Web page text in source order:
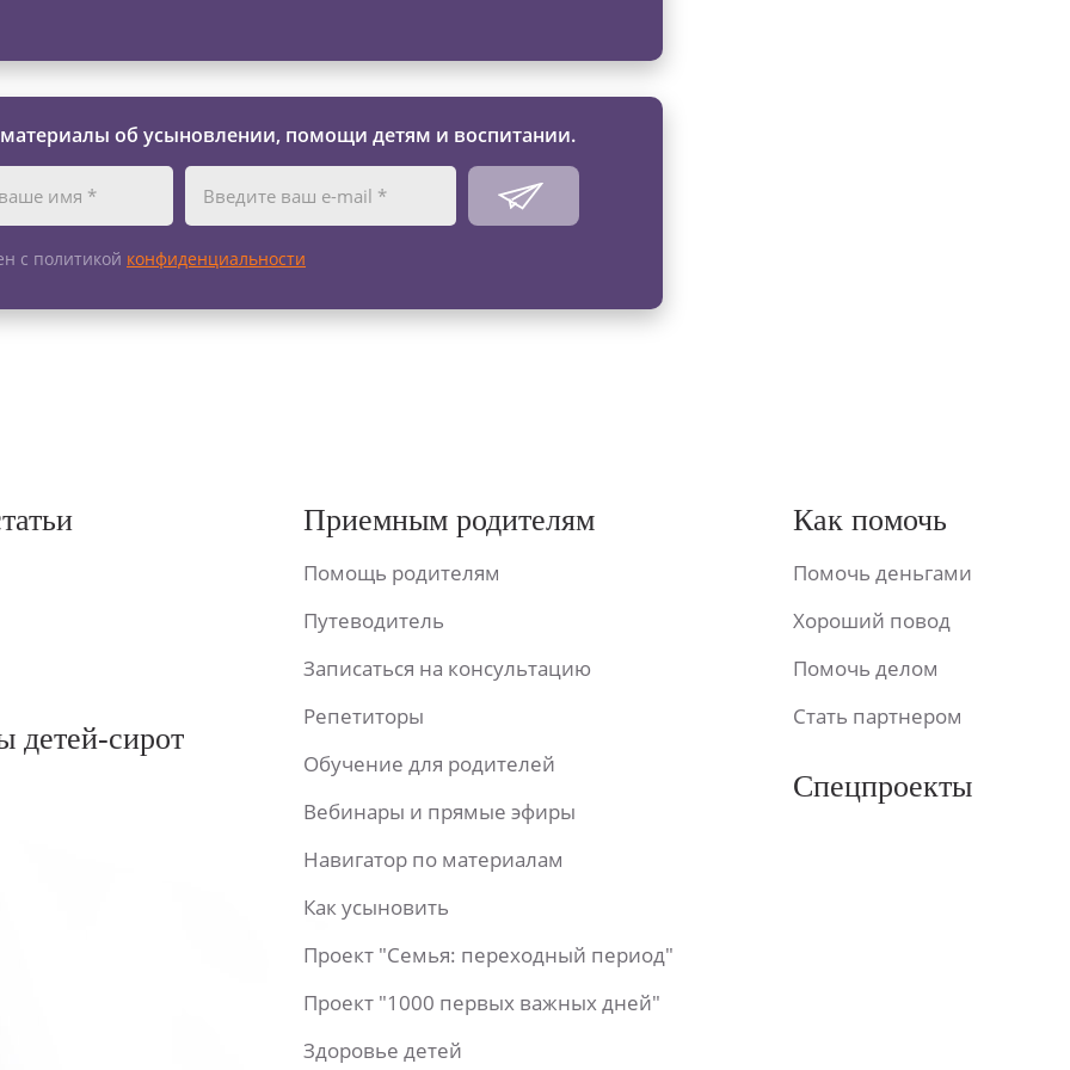
об усыновлении, помощи детям и воспитании.
с политикой конфиденциальности
детей-сирот
Приемным родителям
Помощь родителям
Путеводитель
Записаться на консультацию
Репетиторы
Обучение для родителей
Вебинары и прямые эфиры
Навигатор по материалам
Как усыновить
Проект "Семья: переходный период"
Проект "1000 первых важных дней"
Здоровье детей
Как помочь
Помочь деньгами
Хороший повод
Помочь делом
Стать партнером
Спецпроекты